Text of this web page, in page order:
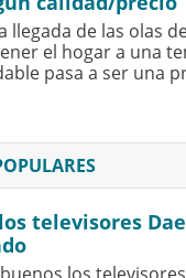
llegada de las olas
el hogar a una
pasa a ser una
televisores